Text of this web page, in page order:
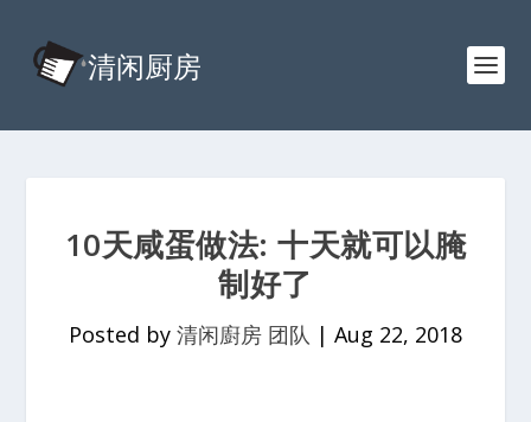
10天咸蛋做法: 十天就可以腌
制好了
Posted by 清闲廚房 团队 | Aug 22, 2018